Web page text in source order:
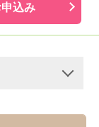
込み